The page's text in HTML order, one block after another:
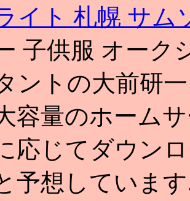
イト 札幌 サム
子供服 オーク
ントの大前研
容量のホーム
応じてダウン
予想していま